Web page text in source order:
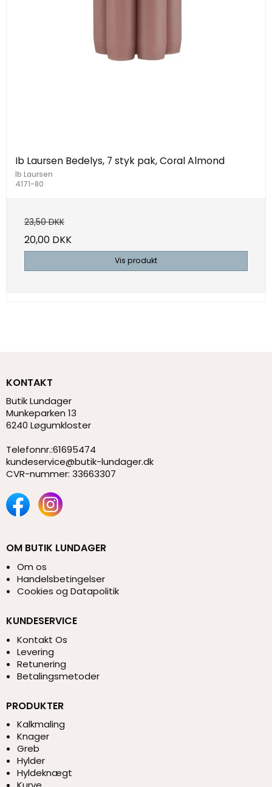
Ib Laursen Bedelys, 7 styk pak, Coral Almond
Ib Laursen
4171-80
23,50 DKK
20,00 DKK
Vis produkt
KONTAKT
Butik Lundager
Munkeparken 13
6240 Løgumkloster
Telefonnr.:61695474
kundeservice@butik-lundager.dk
CVR-nummer: 33663307
OM BUTIK LUNDAGER
Om os
Handelsbetingelser
Cookies og Datapolitik
KUNDESERVICE
Kontakt Os
Levering
Retunering
Betalingsmetoder
PRODUKTER
Kalkmaling
Knager
Greb
Hylder
Hyldeknægt